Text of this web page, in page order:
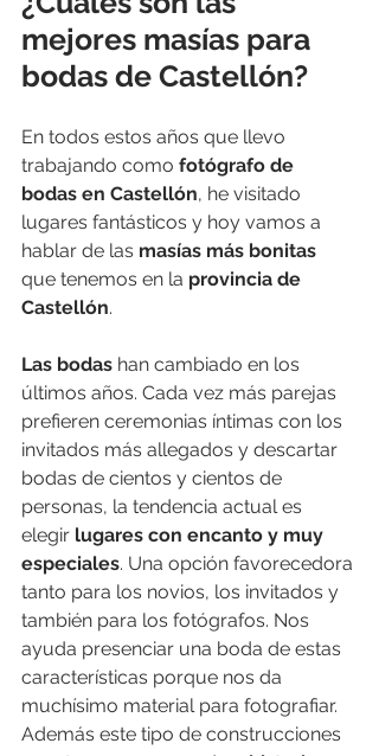
mejores masías para
bodas de Castellón?
En todos estos años que llevo
trabajando como fotógrafo de
bodas en Castellón, he visitado
lugares fantásticos y hoy vamos a
hablar de las masías más bonitas
que tenemos en la provincia de
Castellón.
Las bodas han cambiado en los
últimos años. Cada vez más parejas
prefieren ceremonias íntimas con los
invitados más allegados y descartar
bodas de cientos y cientos de
personas, la tendencia actual es
elegir lugares con encanto y muy
especiales. Una opción favorecedora
tanto para los novios, los invitados y
también para los fotógrafos. Nos
ayuda presenciar una boda de estas
características porque nos da
muchísimo material para fotografiar.
Además este tipo de construcciones